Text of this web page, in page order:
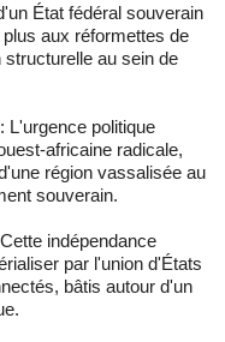
État fédéral souverain
aux réformettes de
au sein de
L'urgence politique
africaine radicale,
région vassalisée au
souverain.
indépendance
par l'union d'États
bâtis autour d'un